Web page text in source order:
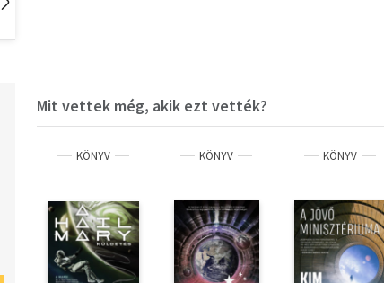
Hangoskönyv
Mit vettek még, akik ezt vették?
KÖNYV KÖNYV KÖNYV